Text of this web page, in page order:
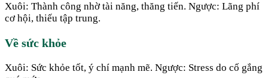
Xuôi: Thành công nhờ tài năng, thăng tiến. Ngược: Lãng phí
cơ hội, thiếu tập trung.
Về sức khỏe
Xuôi: Sức khỏe tốt, ý chí mạnh mẽ. Ngược: Stress do cố gắng